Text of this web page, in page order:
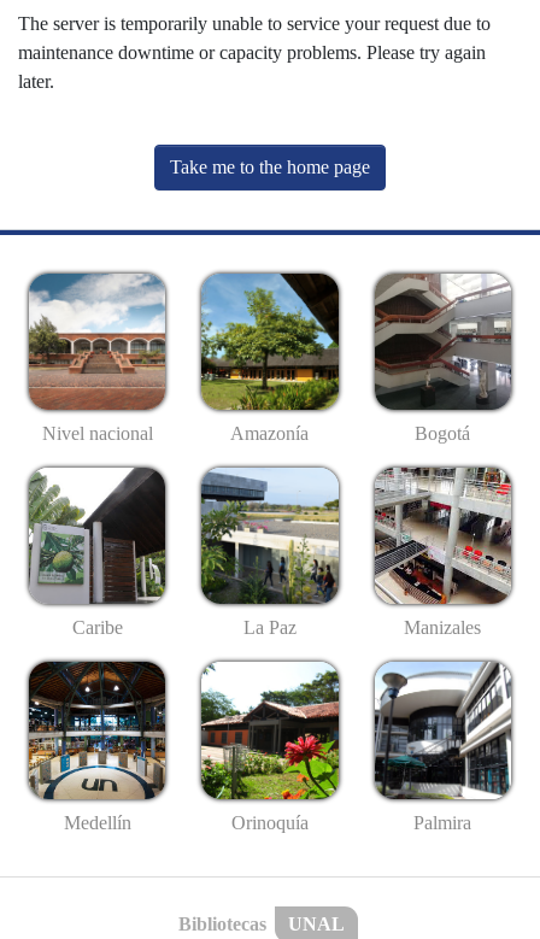
The server is temporarily unable to service your request due to
maintenance downtime or capacity problems. Please try again
later.
Take me to the home page
Nivel nacional Amazonía Bogotá
Caribe La Paz Manizales
Medellín Orinoquía Palmira
Bibliotecas UNAL